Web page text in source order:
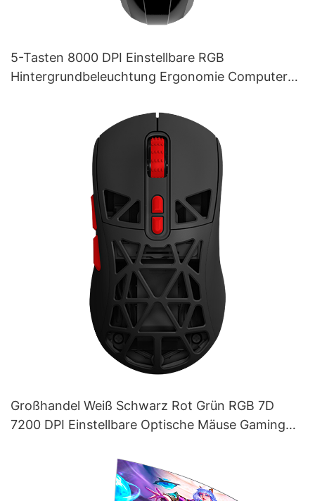
5-Tasten 8000 DPI Einstellbare RGB
Hintergrundbeleuchtung Ergonomie Computer
Großhandel Weiß Schwarz Rot Grün RGB 7D
7200 DPI Einstellbare Optische Mäuse Gaming